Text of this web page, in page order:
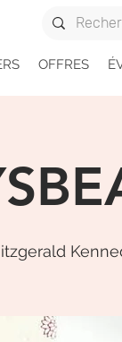
OFFRES